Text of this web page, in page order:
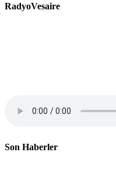
RadyoVesaire
Son Haberler